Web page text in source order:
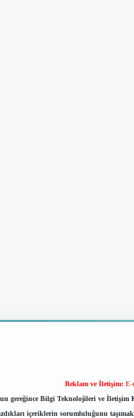
Reklam ve İletişim: E-
gereğince Bilgi Teknolojileri ve
içeriklerin sorumluluğunu